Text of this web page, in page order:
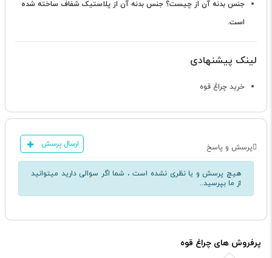
جنس بدنه آن از چیست؟ جنس بدنه آن از پلاستیک شفاف ساخته شده
است.
لینک پیشنهادی
خرید چراغ قوه
پرسش و پاسخ ارسال پرسش
هیچ پرسش و یا نظری نشده است ، شما اگر سوالی دارید میتوانید
از ما بپرسید..
پرفروش های چراغ قوه